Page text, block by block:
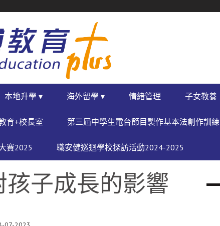
本地升學 ▾ 海外留學 ▾ 情緒管理 子女教養
育+校長室 第三屆中學生電台節目製作基本法創作訓練
賽2025 職安健巡迴學校探訪活動2024-2025
子成長的影響